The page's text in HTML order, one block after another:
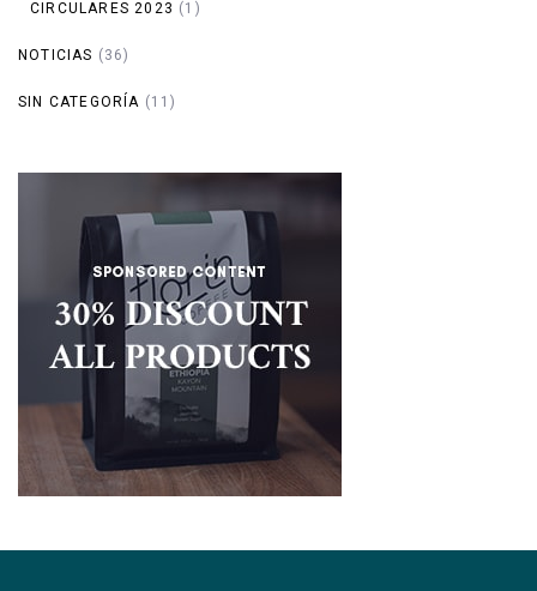
CIRCULARES 2023 (1)
NOTICIAS (36)
SIN CATEGORÍA (11)